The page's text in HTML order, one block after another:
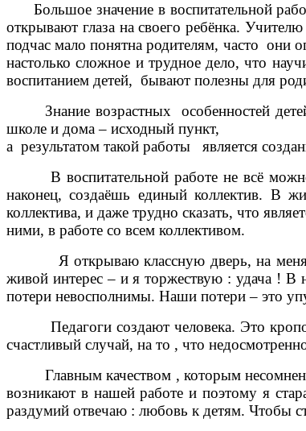
Большое значение в воспитательной
открывают глаза на своего ребёнка.
подчас мало понятна родителям, часто они
настолько сложное и трудное дело, что
воспитанием детей, бывают полезны для
Знание возрастных особенностей детей
школе и дома – исходный пункт,
а результатом такой работы является
В воспитательной работе не всё можно
наконец, создаёшь единый коллектив. В
коллектива, и даже трудно сказать, что
ними, в работе со всем коллективом.
Я открываю классную дверь, на меня
живой интерес – и я торжествую : удача ! В
потери невосполнимы. Наши потери – это
Педагоги создают человека. Это
счастливый случай, на то , что
Главным качеством , которым несомненно
возникают в нашей работе и поэтому я
раздумий отвечаю : любовь к детям. Чтобы